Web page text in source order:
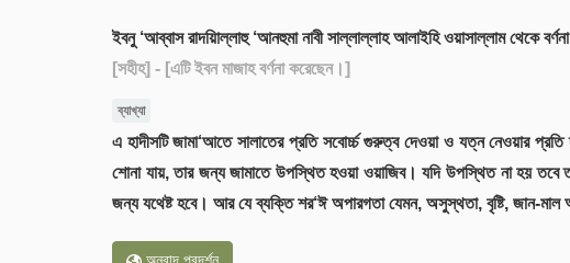
ইবনু ‘আব্বাস রাদয়িাল্লাহু ‘আনহুমা নাবী সাল্লাল্লাহ আলাইহি ওয়াসাল্লাম থেকে
[সহীহ] - [এটি ইবন মাজাহ বর্ণনা করেছেন।]
ব্যাখ্যা
এ হাদীসটি জামা‘আতে সালাতের প্রতি সবোর্চ্চ গুরুত্ব দেওয়া ও যত্ন নেওয়ার
শোনা যায়, তার জন্য জামাতে উপস্থিত হওয়া ওয়াজিব। যদি উপস্থিত না হয় তবে
জন্য যথেষ্ট হবে। আর যে ব্যক্তি শর‘ঈ অপারগতা যেমন, অসুস্থতা, বৃষ্টি, জান-